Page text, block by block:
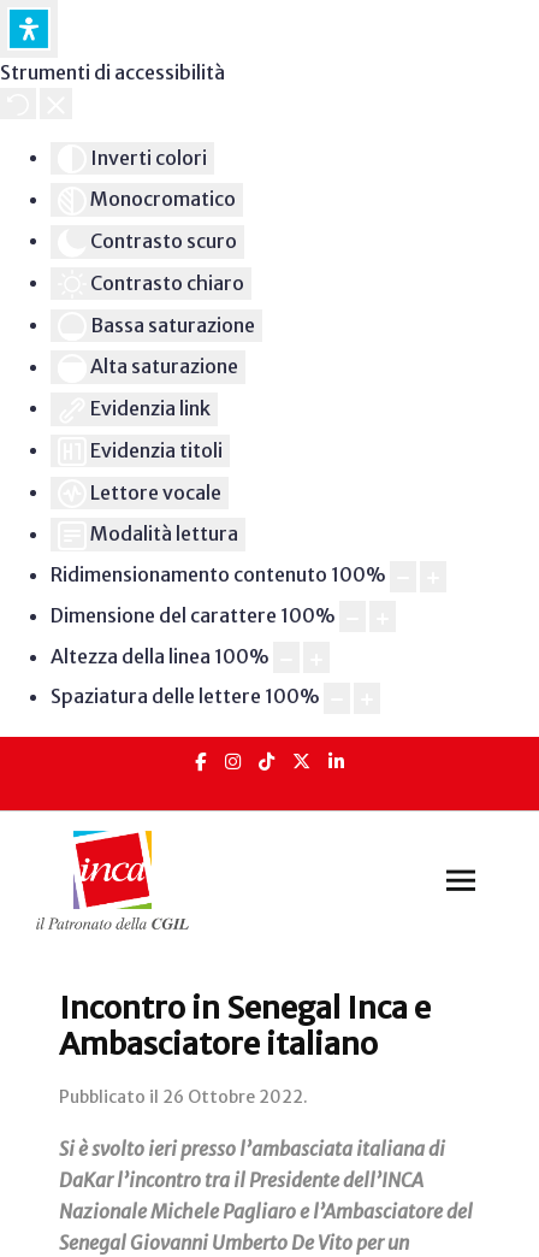
Strumenti di accessibilità
Inverti colori
Monocromatico
Contrasto scuro
Contrasto chiaro
Bassa saturazione
Alta saturazione
Evidenzia link
Evidenzia titoli
Lettore vocale
Modalità lettura
Ridimensionamento contenuto 100%
Dimensione del carattere 100%
Altezza della linea 100%
Spaziatura delle lettere 100%
Incontro in Senegal Inca e
Ambasciatore italiano
Pubblicato il 26 Ottobre 2022.
Si è svolto ieri presso l’ambasciata italiana di
DaKar l’incontro tra il Presidente dell’INCA
Nazionale Michele Pagliaro e l’Ambasciatore del
Senegal Giovanni Umberto De Vito per un